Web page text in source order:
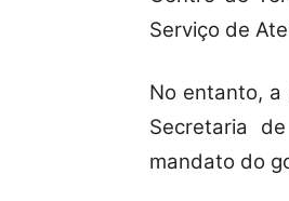
Serviço de
No entanto, a
Secretaria
mandato do